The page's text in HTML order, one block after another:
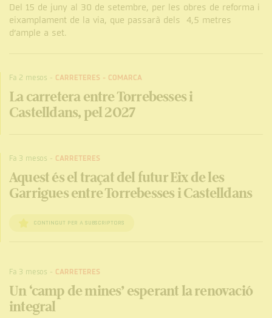
Del 15 de juny al 30 de setembre, per les obres de reforma i
eixamplament de la via, que passarà dels 4,5 metres
d’ample a set.
Fa 2 mesos - CARRETERES - COMARCA
La carretera entre Torrebesses i
Castelldans, pel 2027
Fa 3 mesos - CARRETERES
Aquest és el traçat del futur Eix de les
Garrigues entre Torrebesses i Castelldans
CONTINGUT PER A SUBSCRIPTORS
Fa 3 mesos - CARRETERES
Un ‘camp de mines’ esperant la renovació
integral